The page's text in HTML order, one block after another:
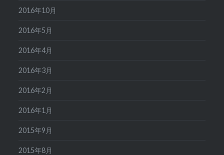
2016年10月
2016年5月
2016年4月
2016年3月
2016年2月
2016年1月
2015年9月
2015年8月